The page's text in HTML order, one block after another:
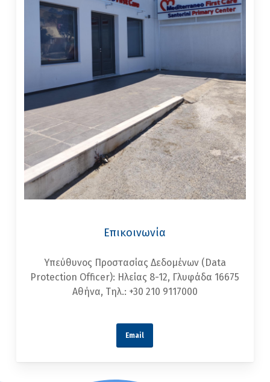
Επικοινωνία
Υπεύθυνος Προστασίας Δεδομένων (Data
Protection Officer): Ηλείας 8-12, Γλυφάδα 16675
Αθήνα, Τηλ.: +30 210 9117000
Email